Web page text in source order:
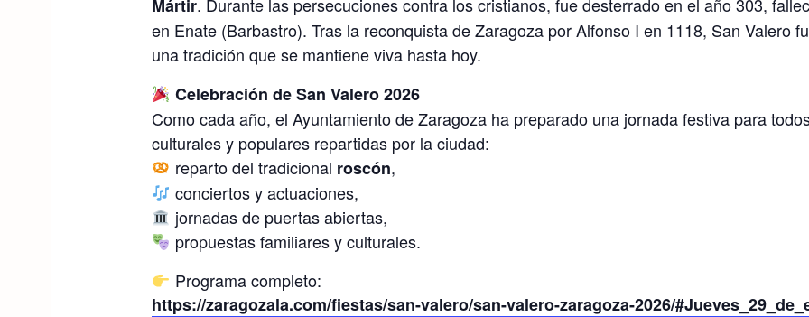
k
Mártir
en Enate (Barbastro). Tras la reconquista de Zaragoza por Alfonso I en 1118, San Valero
una tradición que se mantiene viva hasta hoy.
Celebración de San Valero 2026
Como cada año, el Ayuntamiento de Zaragoza ha preparado una jornada festiva para
culturales y populares repartidas por la ciudad:
reparto del tradicional roscón,
conciertos y actuaciones,
jornadas de puertas abiertas,
propuestas familiares y culturales.
Programa completo:
https://zaragozala.com/fiestas/san-valero/san-valero-zaragoza-2026/